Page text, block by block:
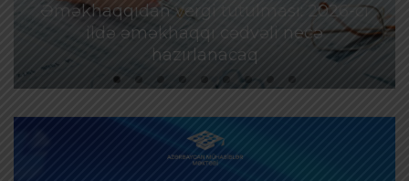
Əməkhaqqıdan vergi tutulması: 2026-cı
ildə əməkhaqqı cədvəli necə
hazırlanacaq